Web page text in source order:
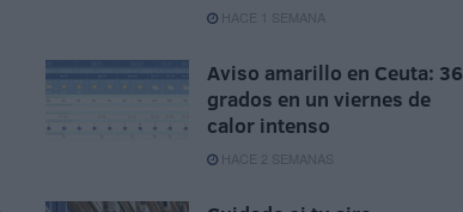
HACE 1 SEMANA
Aviso amarillo en Ceuta: 36
grados en un viernes de
calor intenso
HACE 2 SEMANAS